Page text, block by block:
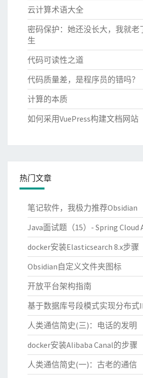
云计算术语大全
密码保护：她还没长大，我就老
生
代码可读性之道
代码质量差，是程序员的错吗？
计算的本质
如何采用VuePress构建文档网站
热门文章
笔记软件，我极力推荐Obsidian
Java面试题（15）- Spring Cloud
docker安装Elasticsearch 8.x步骤
Obsidian自定义文件夹图标
开放平台架构指南
基于数据库号段模式实现分布式
人类通信简史(三)：电话的发明
docker安装Alibaba Canal的步骤
人类通信简史(一)：古老的通信